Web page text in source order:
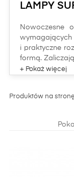
LAMPY
Nowoczesne
wymagających
i praktyczne
formą.
lampy sufitowe
LED lub
wyróżnia
Produktów na